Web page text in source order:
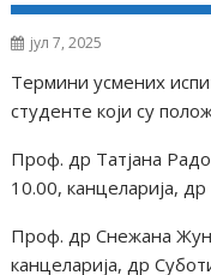
јул 7, 2025
Термини усмених
студенте који су
Проф. др Татјана
10.00, канцеларија,
Проф. др Снежана
канцеларија, др